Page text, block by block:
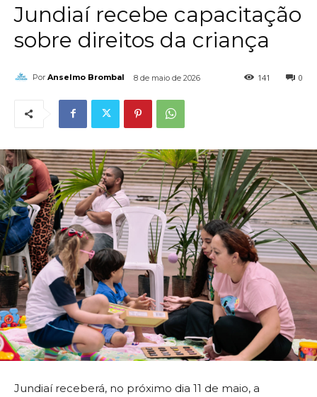
Jundiaí recebe capacitação
sobre direitos da criança
Por Anselmo Brombal 8 de maio de 2026 0
141
Jundiaí receberá, no próximo dia 11 de maio, a